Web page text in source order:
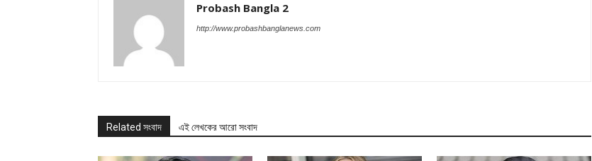
Probash Bangla 2
http://www.probashbanglanews.com
Related সংবাদ এই লেখকের আরো সংবাদ